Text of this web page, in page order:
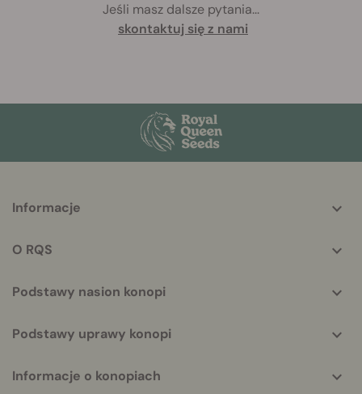
Jeśli masz dalsze pytania...
skontaktuj się z nami
helpful
Informacje
O RQS
Podstawy nasion konopi
Podstawy uprawy konopi
Informacje o konopiach